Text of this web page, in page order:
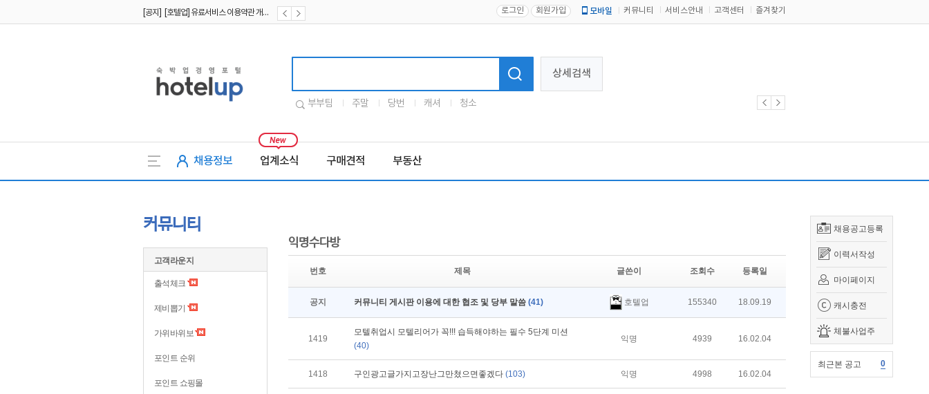
[공지] [호텔업] 유료서비스 이용약관 개정본2 (19.09.02) 로그인 회원가입 모바일 커뮤니티 서비스안내 고객센터 즐겨찾기
상세검색
부부팀 주말 당번 캐셔 청소
채용정보 업계소식 구매견적 부동산
채용공고등록
이력서작성
마이페이지
캐시충전
체불사업주
최근본 공고 0
커뮤니티
고객라운지
출석체크
제비뽑기
가위바위보
포인트 순위
포인트 쇼핑몰
익명수다방
번호 제목 글쓴이 조회수 등록일
공지 커뮤니티 게시판 이용에 대한 협조 및 당부 말씀 (41) 호텔업 155340 18.09.19
1419
모텔취업시 모텔리어가 꼭!!! 습득해야하는 필수 5단계 미션
(40)
익명 4939 16.02.04
1418 구인광고글가지고장난그만쳤으면좋겠다 (103) 익명 4998 16.02.04